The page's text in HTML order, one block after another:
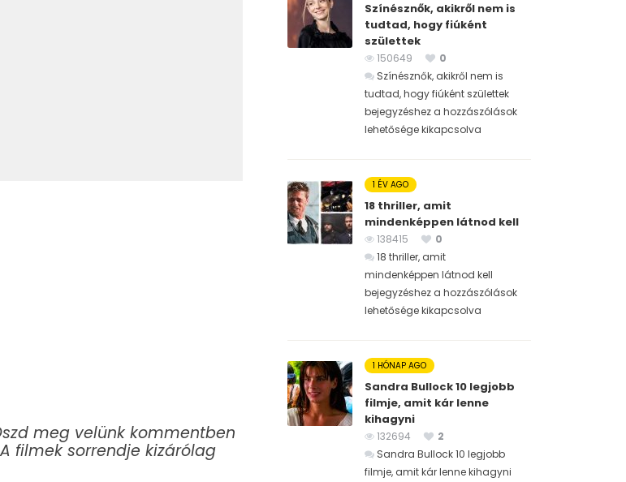
meg velünk kommentben
filmek sorrendje kizárólag
Színésznők, akikről nem is
tudtad, hogy fiúként
születtek
150649
0
Színésznők, akikről nem is
tudtad, hogy fiúként születtek
bejegyzéshez a hozzászólások
lehetősége kikapcsolva
1 ÉV AGO
18 thriller, amit
mindenképpen látnod kell
138415
0
18 thriller, amit
mindenképpen látnod kell
bejegyzéshez a hozzászólások
lehetősége kikapcsolva
1 HÓNAP AGO
Sandra Bullock 10 legjobb
filmje, amit kár lenne
kihagyni
132694
2
Sandra Bullock 10 legjobb
filmje, amit kár lenne kihagyni